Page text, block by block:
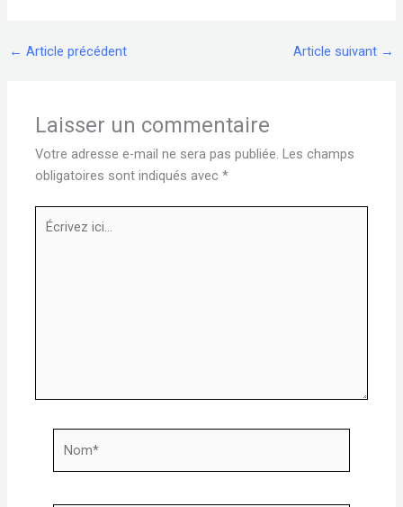
← Article précédent Article suivant →
Laisser un commentaire
Votre adresse e-mail ne sera pas publiée. Les champs
obligatoires sont indiqués avec*
Écrivez